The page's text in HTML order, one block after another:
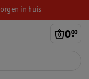
in huis
0.
00